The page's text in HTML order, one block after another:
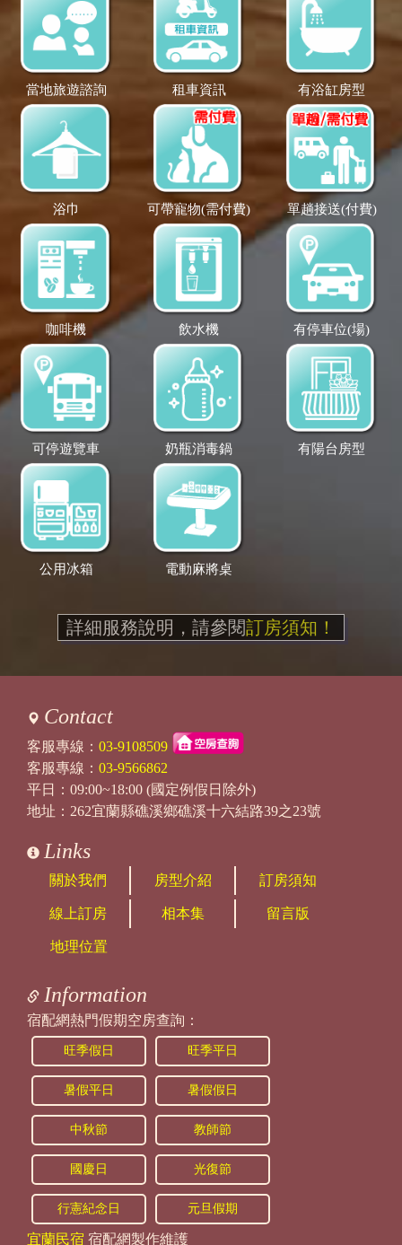
當地旅遊諮詢 租車資訊 有浴缸房型
浴巾 可帶寵物(需付費) 單趟接送(付費)
咖啡機 飲水機 有停車位(場)
可停遊覽車 奶瓶消毒鍋 有陽台房型
公用冰箱 電動麻將桌
詳細服務說明，請參閱訂房須知！
Contact
客服專線： 03-9108509
客服專線： 03-9566862
平日：09:00~18:00 (國定例假日除外)
地址：262宜蘭縣礁溪鄉礁溪十六結路39之23號
Links
關於我們 房型介紹 訂房須知
線上訂房 相本集 留言版
地理位置
Information
宿配網熱門假期空房查詢：
旺季假日 旺季平日
暑假平日 暑假假日
中秋節 教師節
國慶日 光復節
行憲紀念日 元旦假期
宜蘭民宿 宿配網製作維護